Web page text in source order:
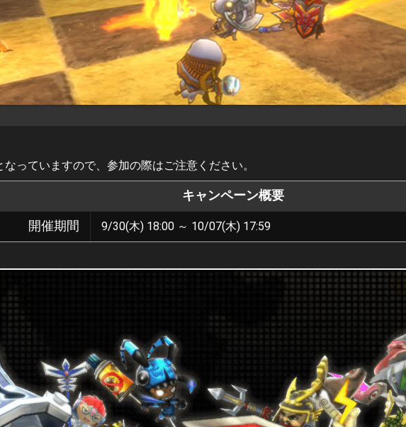
っていますので、参加の際はご注意ください。
キャンペーン概要
開催期間 9/30(木) 18:00 ～ 10/07(木) 17:59